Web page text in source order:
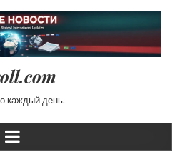
каждый день.